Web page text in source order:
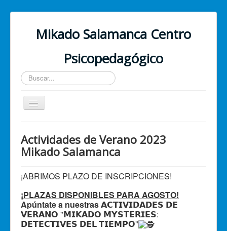
Mikado Salamanca Centro
Psicopedagógico
Buscar...
Cambiar
navegación
¿Quiénes somos?
PSICOLOGÍA ONLINE
Contacto
Actividades de Verano 2023
Mikado Salamanca
¡ABRIMOS PLAZO DE INSCRIPCIONES!
¡PLAZAS DISPONIBLES PARA AGOSTO!
Apúntate a nuestras𝗔𝗖𝗧𝗜𝗩𝗜𝗗𝗔𝗗𝗘𝗦 𝗗𝗘
𝗩𝗘𝗥𝗔𝗡𝗢 "𝗠𝗜𝗞𝗔𝗗𝗢 𝗠𝗬𝗦𝗧𝗘𝗥𝗜𝗘𝗦:
𝗗𝗘𝗧𝗘𝗖𝗧𝗜𝗩𝗘𝗦 𝗗𝗘𝗟 𝗧𝗜𝗘𝗠𝗣𝗢"